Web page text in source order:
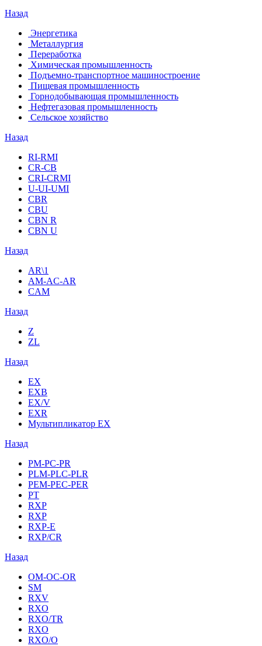
Назад
Энергетика
Металлургия
Переработка
Химическая промышленность
Подъемно-транспортное машиностроение
Пищевая промышленность
Горнодобывающая промышленность
Нефтегазовая промышленность
Сельское хозяйство
Назад
RI-RMI
CR-CB
СRI-СRMI
U-UI-UMI
CBR
CBU
CBN R
CBN U
Назад
AR\1
AM-AC-AR
CAM
Назад
Z
ZL
Назад
EX
EXB
EX/V
EXR
Мультипликатор EX
Назад
PM-PC-PR
PLM-PLC-PLR
PEM-PEC-PER
PT
RXP
RXP
RXP-E
RXP/CR
Назад
OM-OC-OR
SM
RXV
RXO
RXO/TR
RXO
RXO/O